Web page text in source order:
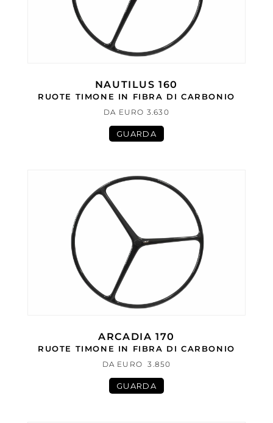
NAUTILUS 160
RUOTE TIMONE IN FIBRA DI CARBONIO
DA EURO 3.630
GUARDA
ARCADIA 170
RUOTE TIMONE IN FIBRA DI CARBONIO
DA EURO 3.850
GUARDA